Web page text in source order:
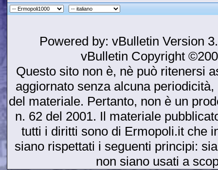
Powered by: vBulletin Version
vBulletin Copyright
Questo sito non è, nè può ritenersi
aggiornato senza alcuna
del materiale. Pertanto, non è un
n. 62 del 2001. Il materiale
tutti i diritti sono di Ermopoli.it che
siano rispettati i seguenti principi:
non siano usati a